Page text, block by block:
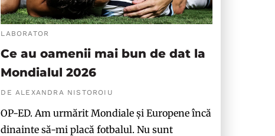
LABORATOR
Ce au oamenii mai bun de dat la
Mondialul 2026
DE ALEXANDRA NISTOROIU
OP-ED. Am urmărit Mondiale și Europene încă
dinainte să-mi placă fotbalul. Nu sunt